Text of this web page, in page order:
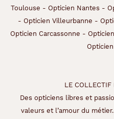
Toulouse - Opticien Nantes -
- Opticien Villeurbanne -
Opticien Carcassonne -
LE COLLECTIF
Des opticiens libres et
valeurs et l’amour du